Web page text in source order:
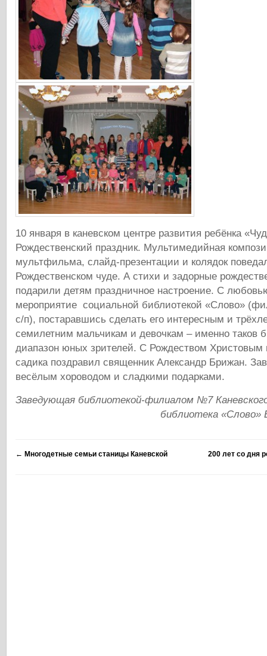
10 января в каневском центре развития ребёнка
Рождественский праздник. Мультимедийная
мультфильма, слайд-презентации и колядок
Рождественском чуде. А стихи и задорные
подарили детям праздничное настроение. С
мероприятие социальной библиотекой «Слово»
с/п), постаравшись сделать его интересным и
семилетним мальчикам и девочкам – именно таков
диапазон юных зрителей. С Рождеством Христовым
садика поздравил священник Александр Брижан.
весёлым хороводом и сладкими подарками.
Заведующая библиотекой-филиалом №7
библиотека «Слово»
← Многодетные семьи станицы Каневской 200 лет со дня